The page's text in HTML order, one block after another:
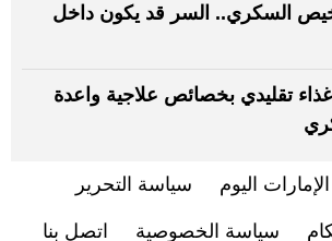
السكري.. السر قد يكون داخل
تقليدي بخصائص علاجية واعدة
اليوم سياسة التحرير
سياسة الخصوصية اتصل بنا